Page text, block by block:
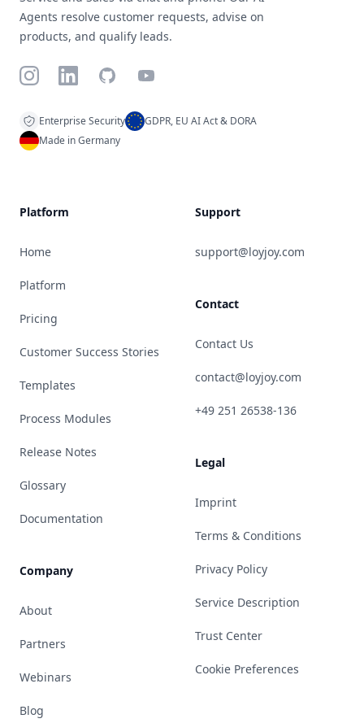
Agents resolve customer requests, advise on
products, and qualify leads.
InstagramLinkedInGitHubYouTube
Enterprise Security
GDPR, EU AI Act & DORA
Made in Germany
Platform
Home
Platform
Pricing
Customer Success Stories
Templates
Process Modules
Release Notes
Glossary
Documentation
Company
About
Partners
Webinars
Blog
Support
support@loyjoy.com
Contact
Contact Us
contact@loyjoy.com
+49 251 26538-136
Legal
Imprint
Terms & Conditions
Privacy Policy
Service Description
Trust Center
Cookie Preferences